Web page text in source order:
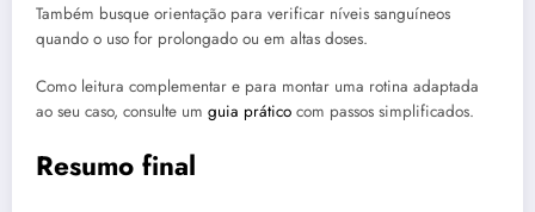
Também busque orientação para verificar níveis sanguíneos
quando o uso for prolongado ou em altas doses.
Como leitura complementar e para montar uma rotina adaptada
ao seu caso, consulte um guia prático com passos simplificados.
Resumo final